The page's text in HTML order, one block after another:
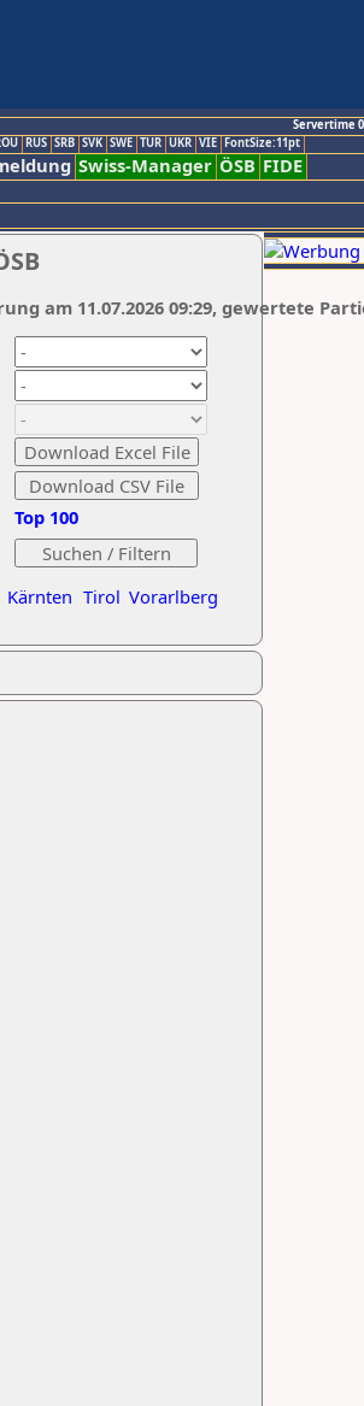
Servertime
RUS SRB SVK SWE TUR UKR VIE FontSize:11pt
Swiss-Manager ÖSB FIDE
Kärnten Tirol Vorarlberg
Top 100
am 11.07.2026 09:29, gewertete